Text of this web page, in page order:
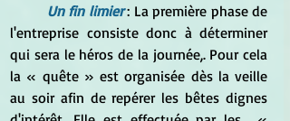
Un fin limier : La première phase de
l'entreprise consiste donc à déterminer
qui sera le héros de la journée,. Pour cela
la « quête » est organisée dès la veille
au soir afin de repérer les bêtes dignes